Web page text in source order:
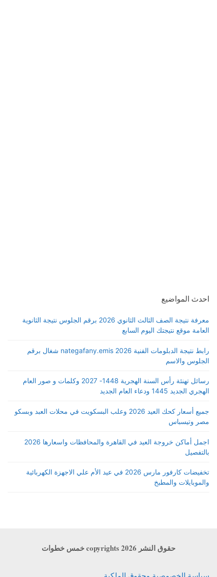
احدث المواضيع
معرفة نتيجة الصف الثالث الثانوي 2026 برقم الجلوس نتيجة الثانوية
العامة موقع نتيجتك اليوم السابع
رابط نتيجة الدبلومات الفنية 2026 nategafany.emis شغال برقم
الجلوس والاسم
رسائل تهنئة رأس السنة الهجرية 1448- 2027 وكلمات و صور العام
الهجري الجديد 1445 ودعاء العام الجديد
جميع أسعار كحك العيد 2026 وعلب البسكويت في محلات العبد وبسكو
مصر وتيسباس
اجمل أماكن خروجة العيد في القاهرة والمحافظات واسعارها 2026
بالتفصيل
تخفيضات كارفور مارس 2026 في عيد الأم علي الاجهزة الكهربائية
والموبايلات والمطبخ
حقوق النشر copyrights 2026 خمس خطوات